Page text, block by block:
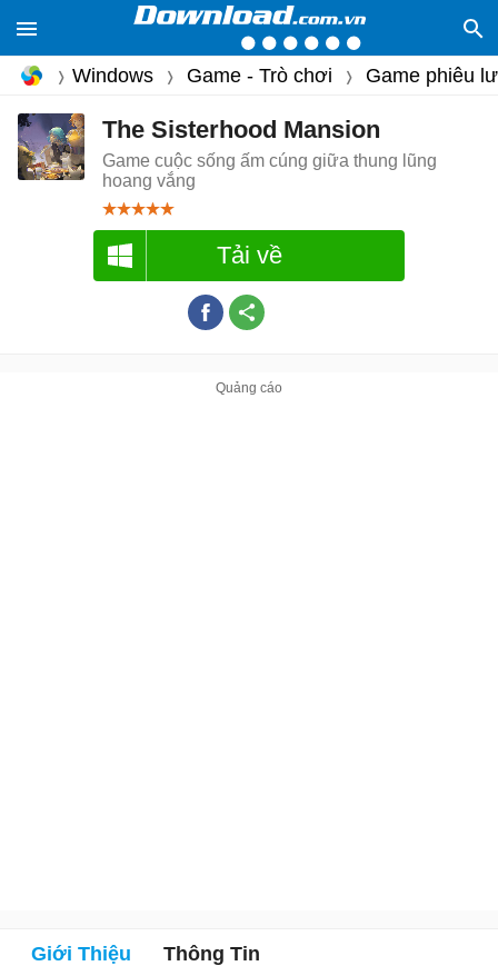
Windows Game - Trò chơi Game phiêu
The Sisterhood Mansion
Game cuộc sống ấm cúng giữa thung lũng
hoang vắng
Tải về
Giới Thiệu Thông Tin